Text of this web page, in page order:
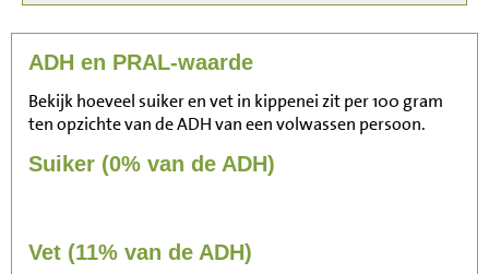
ADH en PRAL-waarde
Bekijk hoeveel suiker en vet in kippenei zit per 100 gram
ten opzichte van de ADH van een volwassen persoon.
Suiker (0% van de ADH)
Vet (11% van de ADH)